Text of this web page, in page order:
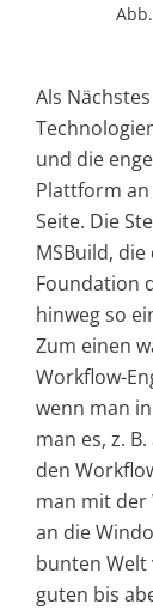
Als
und die
Plattform
Seite. Die
MSBuild,
Foundation
hinweg so
Zum einen
Workflow-
wenn man
man es, z.
den
man mit der
an die
bunten Welt
guten bis